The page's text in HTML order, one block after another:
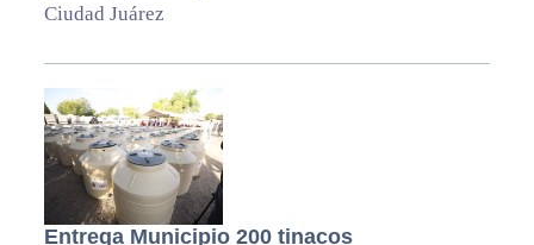
Ciudad Juárez
Entrega Municipio 200 tinacos